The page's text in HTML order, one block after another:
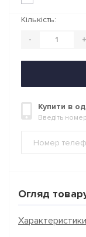
Кількість:
- +
Купити в
Введіть
Огляд
Характеристики